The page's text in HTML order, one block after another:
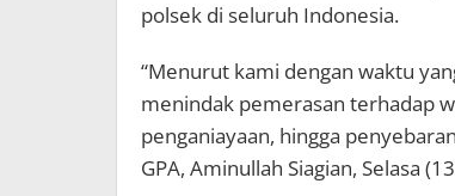
polsek di seluruh Indonesia.
“Menurut kami dengan waktu
menindak pemerasan terhadap
penganiayaan, hingga
GPA, Aminullah Siagian, Selasa